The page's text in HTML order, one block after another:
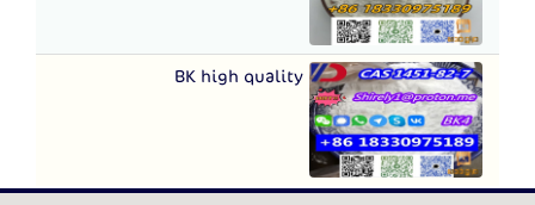
BK high quality